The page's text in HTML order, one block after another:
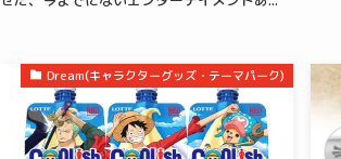
Dream(キャラクターグッズ・テーマパーク)